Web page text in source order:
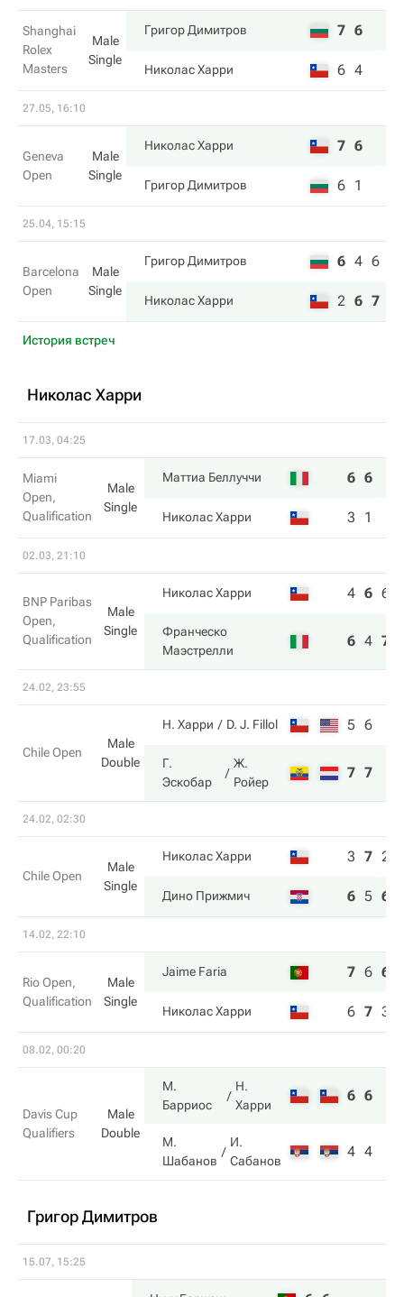
Shanghai
Rolex
Masters
Male
Single
Григор Димитров 7 6
Николас Харри 6 4
27.05, 16:10
Geneva
Open
Male
Single
Николас Харри 7 6
Григор Димитров 6 1
25.04, 15:15
Barcelona
Open
Male
Single
Григор Димитров 6 4 6
Николас Харри 2 6 7
История встреч
Николас Харри
17.03, 04:25
Miami
Open,
Qualification
Male
Single
Маттиа Беллуччи 6 6
Николас Харри 3 1
02.03, 21:10
BNP Paribas
Open,
Qualification
Male
Single
Николас Харри 4 6 6
Франческо
Маэстрелли
6 4 7
24.02, 23:55
Chile Open
Male
Double
Н. Харри D. J. Fillol 5 6
Г.
Эскобар
Ж.
Ройер
7 7
24.02, 02:30
Chile Open
Male
Single
Николас Харри 3 7 2
Дино Прижмич 6 5 6
14.02, 22:10
Rio Open,
Qualification
Male
Single
Jaime Faria 7 6 6
Николас Харри 6 7 3
08.02, 00:20
Davis Cup
Qualifiers
Male
Double
М.
Барриос
Н.
Харри
6 6
М.
Шабанов
И.
Сабанов
4 4
Григор Димитров
15.07, 15:25